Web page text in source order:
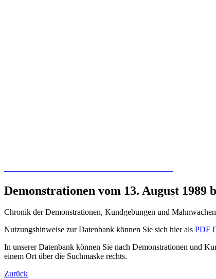
Demonstrationen vom 13. August 1989
Chronik der Demonstrationen, Kundgebungen und
Nutzungshinweise zur Datenbank können Sie sich hier als PDF
In unserer Datenbank können Sie nach Demonstrationen und
einem Ort über die Suchmaske rechts.
Zurück